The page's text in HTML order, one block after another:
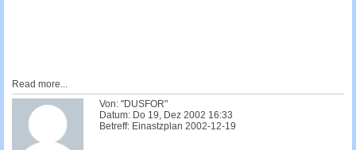
Read more...
Von: "DUSFOR"
Datum: Do 19, Dez 2002 16:33
Betreff: Einastzplan 2002-12-19